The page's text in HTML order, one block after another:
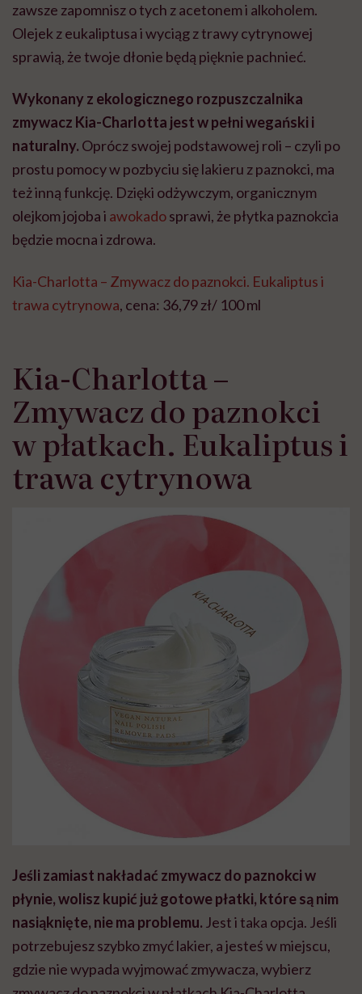
zawsze zapomnisz o tych z acetonem i alkoholem.
Olejek z eukaliptusa i wyciąg z trawy cytrynowej
sprawią, że twoje dłonie będą pięknie pachnieć.
Wykonany z ekologicznego rozpuszczalnika
zmywacz Kia-Charlotta jest w pełni wegański i
naturalny. Oprócz swojej podstawowej roli – czyli po
prostu pomocy w pozbyciu się lakieru z paznokci, ma
też inną funkcję. Dzięki odżywczym, organicznym
olejkom jojoba i awokadosprawi, że płytka paznokcia
będzie mocna i zdrowa.
Kia-Charlotta – Zmywacz do paznokci. Eukaliptus i
trawa cytrynowa, cena: 36,79 zł/ 100 ml
Kia-Charlotta –
Zmywacz do paznokci
w płatkach. Eukaliptus i
trawa cytrynowa
Jeśli zamiast nakładać zmywacz do paznokci w
płynie, wolisz kupić już gotowe płatki, które są nim
nasiąknięte, nie ma problemu. Jest i taka opcja. Jeśli
potrzebujesz szybko zmyć lakier, a jesteś w miejscu,
gdzie nie wypada wyjmować zmywacza, wybierz